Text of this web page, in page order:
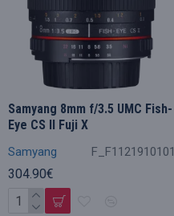
Samyang F_F1121910101
Samyang 8mm f/3.5 UMC Fish-
Eye CS II Fuji X
304.90€